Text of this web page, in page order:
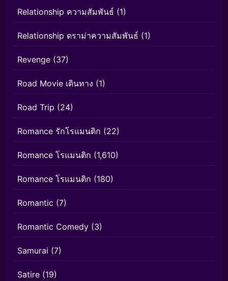
Relationship ความสัมพันธ์ (1)
Relationship ดราม่าความสัมพันธ์ (1)
Revenge (37)
Road Movie เดินทาง (1)
Road Trip (24)
Romance รักโรแมนติก (22)
Romance โรแมนติก (1,610)
Romance โรแมนติก (180)
Romantic (7)
Romantic Comedy (3)
Samurai (7)
Satire (19)